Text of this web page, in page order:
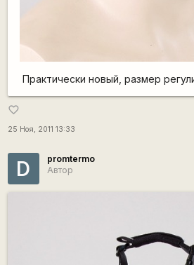
Практически новый, размер
favorite_border
25 Ноя, 2011 13:33
D
promtermo
Автор